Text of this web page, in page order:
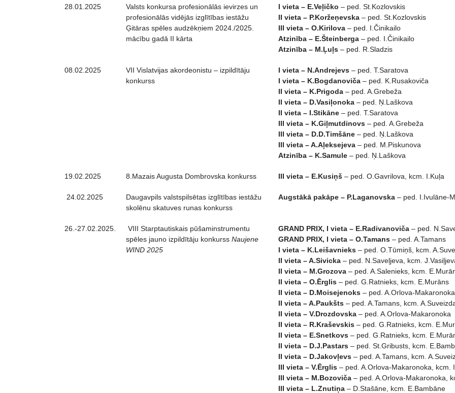
28.01.2025
Valsts konkursa profesionālās ievirzes un
profesionālās vidējās izglītības iestāžu
Ģitāras spēles audzēkņiem 2024./2025.
mācību gadā II kārta
I vieta – E.Veļičko – ped. St.Kozlovskis
II vieta – P.Koržeņevska – ped. St.Kozlovskis
III vieta – O.Kirilova – ped. I.Činikailo
Atzinība – E.Šteinberga – ped. I.Činikailo
Atzinība – M.Ļuļs – ped. R.Sladzis
08.02.2025
VII Vislatvijas akordeonistu – izpildītāju
konkurss
I vieta – N.Andrejevs – ped. T.Saratova
I vieta – K.Bogdanoviča – ped. K.Rusakoviča
II vieta – K.Prigoda – ped. A.Grebeža
II vieta – D.Vasiļonoka – ped. Ņ.Laškova
II vieta – I.Stikāne – ped. T.Saratova
III vieta – K.Giļmutdinovs – ped. A.Grebeža
III vieta – D.D.Timšāne – ped. Ņ.Laškova
III vieta – A.Aļeksejeva – ped. M.Piskunova
Atzinība – K.Samule – ped. Ņ.Laškova
19.02.2025 8.Mazais Augusta Dombrovska konkurss III vieta – E.Kusiņš – ped. O.Gavrilova, kcm. I.Kuļa
24.02.2025
Daugavpils valstspilsētas izglītības iestāžu
skolēnu skatuves runas konkurss
Augstākā pakāpe – P.Laganovska – ped. I.Ivulāne-
26.-27.02.2025.
VIII Starptautiskais pūšaminstrumentu
spēles jauno izpildītāju konkurss Naujene
WIND 2025
GRAND PRIX, I vieta – E.Radivanoviča – ped.
GRAND PRIX, I vieta – O.Tamans – ped. A.Tamans
I vieta – K.Leišavnieks – ped. O.Tūmiņš, kcm.
II vieta – A.Sivicka – ped. N.Saveļjeva, kcm.
II vieta – M.Grozova – ped. A.Salenieks, kcm.
II vieta – O.Ērglis – ped. G.Ratnieks, kcm. E.Murāns
II vieta – D.Moisejenoks – ped. A.Orlova-
II vieta – A.Paukšts – ped. A.Tamans, kcm.
II vieta – V.Drozdovska – ped. A.Orlova-Makaronoka
II vieta – R.Kraševskis – ped. G.Ratnieks, kcm.
II vieta – E.Snetkovs – ped. G.Ratnieks, kcm.
II vieta – D.J.Pastars – ped. St.Gribusts, kcm.
II vieta – D.Jakovļevs – ped. A.Tamans, kcm.
III vieta – V.Ērglis – ped. A.Orlova-Makaronoka, kcm.
III vieta – M.Bozoviča – ped. A.Orlova-Makaronoka,
III vieta – L.Znutiņa – D.Stašāne, kcm. E.Bambāne